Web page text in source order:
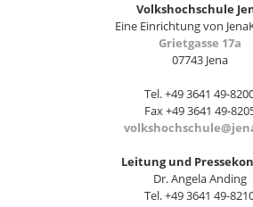
Volkshochschule
Eine Einrichtung von
Grietgasse 17a
07743 Jena
Tel. +49 3641 49-
Fax +49 3641 49-
Leitung und
Dr. Angela Anding
Tel. +49 3641 49-